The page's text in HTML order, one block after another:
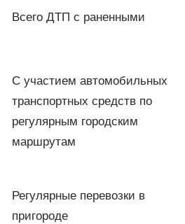
Всего ДТП с раненными
С участием автомобильных
транспортных средств по
регулярным городским
маршрутам
Регулярные перевозки в
пригороде